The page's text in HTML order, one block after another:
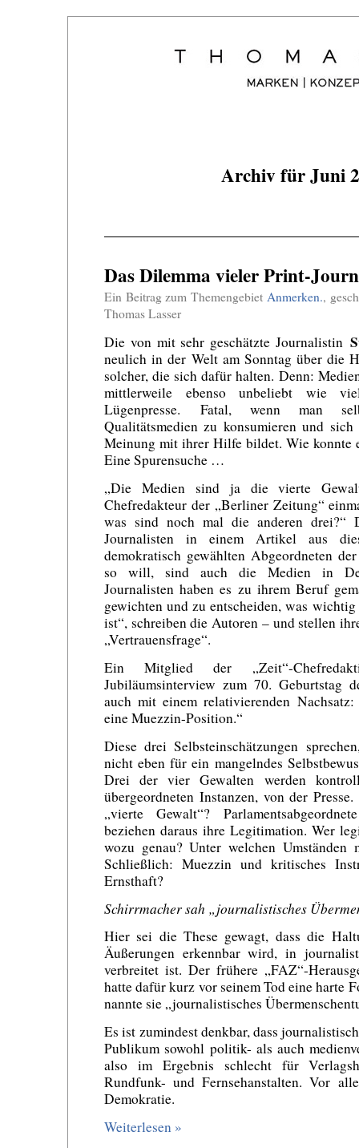
Archiv für Juni
Das Dilemma vieler Print-
Ein Beitrag zum Themengebiet Anmerken.,
Thomas Lasser
Die von mit sehr geschätzte Journalistin
neulich in der Welt am Sonntag über die
solcher, die sich dafür halten. Denn:
mittlerweile ebenso unbeliebt wie
Lügenpresse. Fatal, wenn man
Qualitätsmedien zu konsumieren und
Meinung mit ihrer Hilfe bildet. Wie konnte
Eine Spurensuche …
„Die Medien sind ja die vierte
Chefredakteur der „Berliner Zeitung“
was sind noch mal die anderen drei?“
Journalisten in einem Artikel aus
demokratisch gewählten Abgeordneten
so will, sind auch die Medien in
Journalisten haben es zu ihrem Beruf
gewichten und zu entscheiden, was
ist“, schreiben die Autoren – und stellen
„Vertrauensfrage“.
Ein Mitglied der „Zeit“-
Jubiläumsinterview zum 70. Geburtstag
auch mit einem relativierenden
eine Muezzin-Position.“
Diese drei Selbsteinschätzungen
nicht eben für ein mangelndes
Drei der vier Gewalten werden
übergeordneten Instanzen, von der
„vierte Gewalt“?
beziehen daraus ihre Legitimation. Wer
wozu genau? Unter welchen Umständen
Schließlich: Muezzin und kritisches
Ernsthaft?
Schirrmacher sah „journalistisches
Hier sei die These gewagt, dass die
Äußerungen erkennbar wird, in
verbreitet ist. Der frühere „FAZ“-
hatte dafür kurz vor seinem Tod eine harte
nannte sie „journalistisches
Es ist zumindest denkbar, dass
Publikum sowohl politik- als auch
also im Ergebnis schlecht für
Rundfunk- und Fernsehanstalten. Vor
Demokratie.
Weiterlesen »